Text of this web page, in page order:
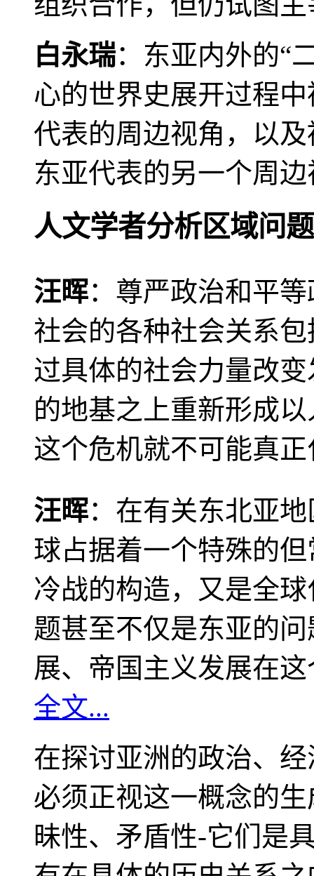
白永瑞：东亚内外的“
心的世界史展开过程
代表的周边视角，以
东亚代表的另一个周
人文学者分析区域问题
汪晖：尊严政治和平
社会的各种社会关系
过具体的社会力量改
的地基之上重新形成
这个危机就不可能真
汪晖：在有关东北亚
球占据着一个特殊的
冷战的构造，又是全
题甚至不仅是东亚的
展、帝国主义发展在
全文...
在探讨亚洲的政治、
必须正视这一概念的
昧性、矛盾性-它们是